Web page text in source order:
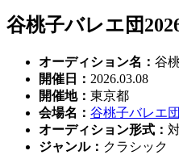
谷桃子バレエ団
オーディション名 ： 谷
開催日
： 2026.03.08
開催地： 東京都
会場名 ： 谷桃子バレエ
オーディション形式 ：
ジャンル： クラシック